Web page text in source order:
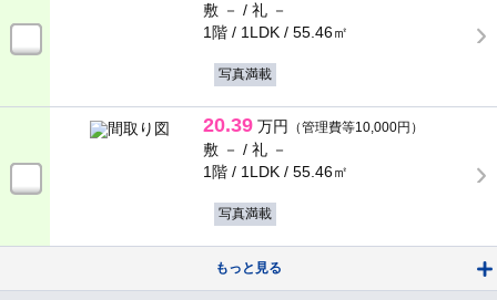
敷 － / 礼 －
1階 / 1LDK / 55.46㎡
写真満載
20.39 万円 （管理費等10,000円）
敷 － / 礼 －
1階 / 1LDK / 55.46㎡
写真満載
もっと見る
部屋環境
エアコン